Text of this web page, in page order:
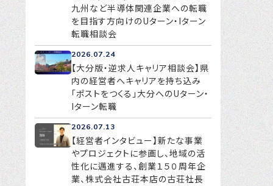
九州など半導体関連企業への転職
を目指す方向けのUターン・Iターン
転職相談会
2026.07.24
【大分版・逆求人キャリア相談会】県
内の経営者へキャリアを持ち込み
「ポストをつくる」大分へのUターン・
Iターン転職
2026.07.13
【経営者インタビュー】新たな事業
やプロジェクトに参画し、地域の活
性化に邁進する、創業１５０周年企
業、株式会社古荘本店の古荘社長